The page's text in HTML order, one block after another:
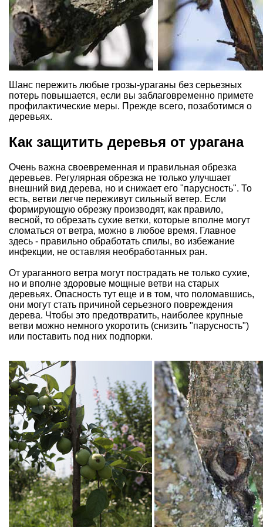
Шанс пережить любые грозы-ураганы без серьезных
потерь повышается, если вы заблаговременно примете
профилактические меры. Прежде всего, позаботимся о
деревьях.
Как защитить деревья от урагана
Очень важна своевременная и правильная обрезка
деревьев. Регулярная обрезка не только улучшает
внешний вид дерева, но и снижает его "парусность". То
есть, ветви легче переживут сильный ветер. Если
формирующую обрезку производят, как правило,
весной, то обрезать сухие ветки, которые вполне могут
сломаться от ветра, можно в любое время. Главное
здесь - правильно обработать спилы, во избежание
инфекции, не оставляя необработанных ран.
От ураганного ветра могут пострадать не только сухие,
но и вполне здоровые мощные ветви на старых
деревьях. Опасность тут еще и в том, что поломавшись,
они могут стать причиной серьезного повреждения
дерева. Чтобы это предотвратить, наиболее крупные
ветви можно немного укоротить (снизить "парусность")
или поставить под них подпорки.